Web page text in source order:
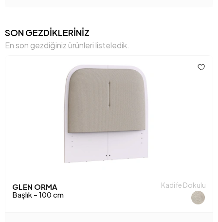
SON GEZDİKLERİNİZ
En son gezdiğiniz ürünleri listeledik.
GLEN ORMA
Başlık - 100 cm
Kadife Dokulu